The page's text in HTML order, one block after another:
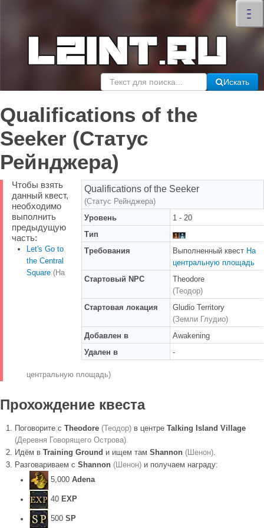
–
–
–
×
Искать
Qualifications of the
Seeker (Статус
Рейнджера)
Qualifications of the Seeker
(Статус Рейнджера)
Уровень
1 - 20
Тип
Требования
Выполненный квест На
центральную площадь
Стартовый NPC
Theodore
(Теодор)
Стартовая локация
Gludio Territory
(Земли Глудио)
Добавлен в
Awakening
Удален в
-
Чтобы взять
данный квест,
необходимо
выполнить
предыдущую
часть:
Let's Go to
the Central
Square (На
центральную площадь)
Прохождение квеста
Поговорите с Theodore (Теодор) в центре Talking Island Village
(Деревня Говорящего Острова).
Идём в Training Ground и ищем там Shannon (Шенон).
Разговариваем с Shannon (Шенон) и получаем награду:
5,000 Adena
40 EXP
500 SP